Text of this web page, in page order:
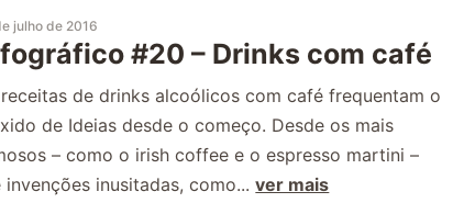
julho de 2016
#20 – Drinks com café
de drinks alcoólicos com café frequentam o
de Ideias desde o começo. Desde os mais
– como o irish coffee e o espresso martini –
invenções inusitadas, como...ver mais